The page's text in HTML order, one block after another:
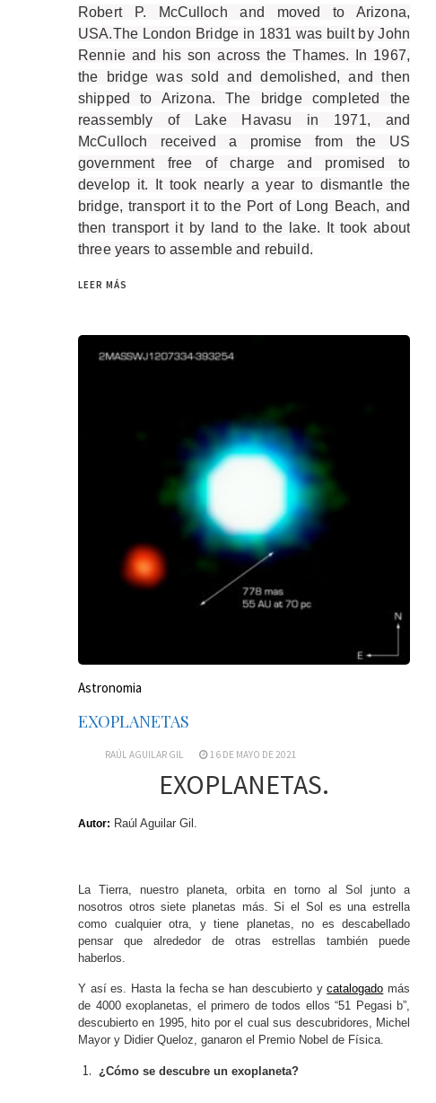
Robert P. McCulloch and moved to Arizona,
USA.The London Bridge in 1831 was built by John
Rennie and his son across the Thames. In 1967,
the bridge was sold and demolished, and then
shipped to Arizona. The bridge completed the
reassembly of Lake Havasu in 1971, and
McCulloch received a promise from the US
government free of charge and promised to
develop it. It took nearly a year to dismantle the
bridge, transport it to the Port of Long Beach, and
then transport it by land to the lake. It took about
three years to assemble and rebuild.
LEER MÁS
Astronomia
EXOPLANETAS
RAÚL AGUILAR GIL 16 DE MAYO DE 2021
EXOPLANETAS.
Autor: Raúl Aguilar Gil.
La Tierra, nuestro planeta, orbita en torno al Sol junto a
nosotros otros siete planetas más. Si el Sol es una estrella
como cualquier otra, y tiene planetas, no es descabellado
pensar que alrededor de otras estrellas también puede
haberlos.
Y así es. Hasta la fecha se han descubierto ycatalogado más
de 4000 exoplanetas, el primero de todos ellos “51 Pegasi b”,
descubierto en 1995, hito por el cual sus descubridores, Michel
Mayor y Didier Queloz, ganaron el Premio Nobel de Física.
¿Cómo se descubre un exoplaneta?